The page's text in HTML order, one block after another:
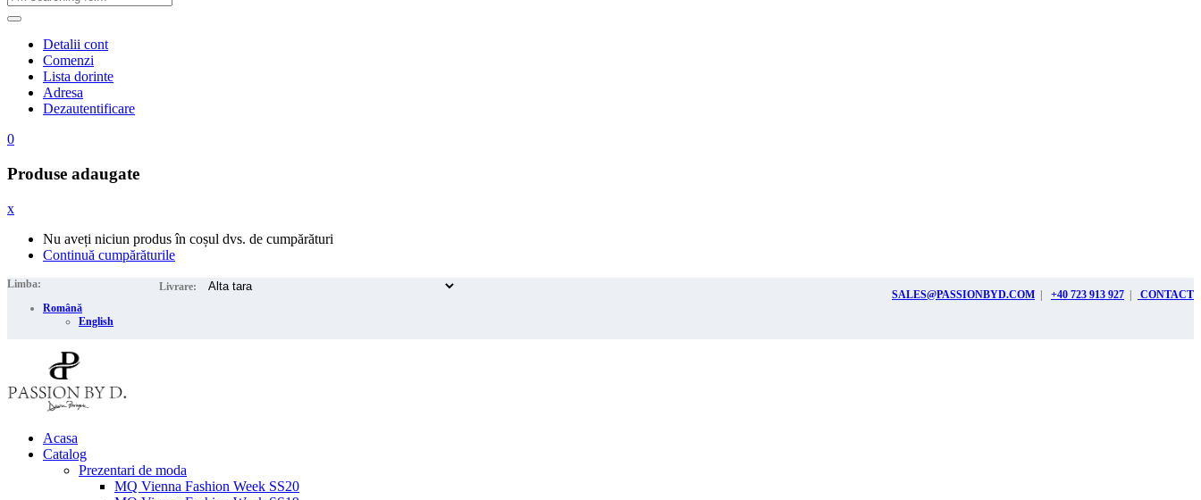
Detalii cont
Comenzi
Lista dorinte
Adresa
Dezautentificare
0
Produse adaugate
x
Nu aveți niciun produs în coșul dvs. de cumpărături
Continuă cumpărăturile
Limba:
Română
English
Livrare:
SALES@PASSIONBYD.COM | +40 723 913 927 | CONTACT
Acasa
Catalog
Prezentari de moda
MQ Vienna Fashion Week SS20